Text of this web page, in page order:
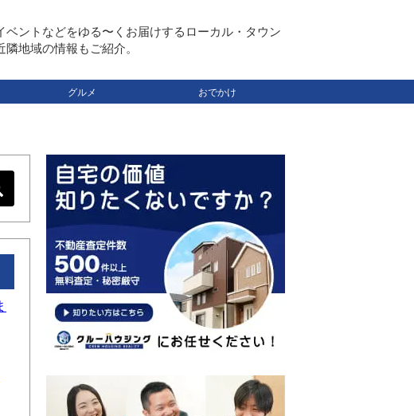
ントなどをゆる〜くお届けするローカル・タウン
地域の情報もご紹介。
グルメ おでかけ